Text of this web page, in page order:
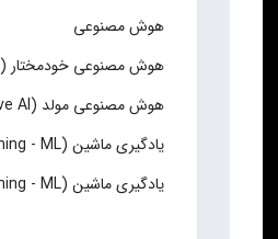
هوش مصنوعی
هوش مصنوعی خودمختار (Autonomous AI)
هوش مصنوعی مولد (Generative AI)
یادگیری ماشین (Machine Learning - ML)
یادگیری ماشین (Machine Learning - ML)